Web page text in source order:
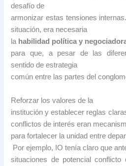
desafío de
armonizar estas tensiones
situación, era necesaria
la habilidad política y
para que, a pesar de las
sentido de estrategia
común entre las partes del
Reforzar los valores de la
institución y establecer reglas
conflictos de interés eran
para fortalecer la unidad entre
Por ejemplo, IO tenía claro que
situaciones de potencial conflicto